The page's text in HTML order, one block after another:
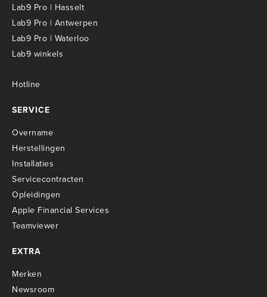
Lab9 Pro | Hasselt
Lab9 Pro | Antwerpen
Lab9 Pro | Waterloo
Lab9 winkels
Hotline
SERVICE
Overname
Herstellingen
Installaties
Servicecontracten
Opleidingen
Apple Financial Services
Teamviewer
EXTRA
Merken
Newsroom